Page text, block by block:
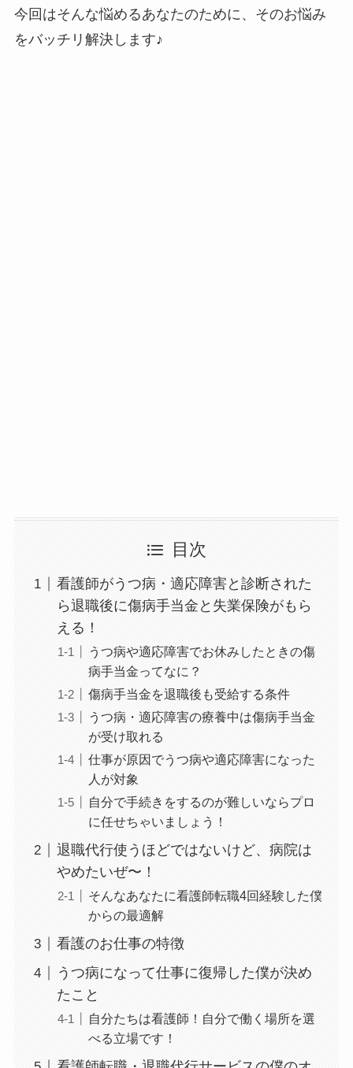
今回はそんな悩めるあなたのために、そのお悩み
をバッチリ解決します♪
目次
看護師がうつ病・適応障害と診断された
ら退職後に傷病手当金と失業保険がもら
える！
うつ病や適応障害でお休みしたときの傷
病手当金ってなに？
傷病手当金を退職後も受給する条件
うつ病・適応障害の療養中は傷病手当金
が受け取れる
仕事が原因でうつ病や適応障害になった
人が対象
自分で手続きをするのが難しいならプロ
に任せちゃいましょう！
退職代行使うほどではないけど、病院は
やめたいぜ〜！
そんなあなたに看護師転職4回経験した僕
からの最適解
看護のお仕事の特徴
うつ病になって仕事に復帰した僕が決め
たこと
自分たちは看護師！自分で働く場所を選
べる立場です！